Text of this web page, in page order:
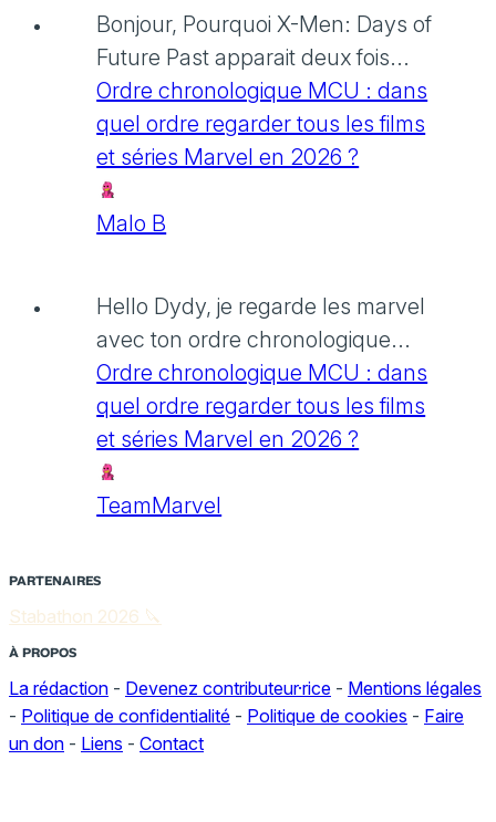
Bonjour, Pourquoi X-Men: Days of
Future Past apparait deux fois...
Ordre chronologique MCU : dans
quel ordre regarder tous les films
et séries Marvel en 2026 ?
Malo B
Hello Dydy, je regarde les marvel
avec ton ordre chronologique...
Ordre chronologique MCU : dans
quel ordre regarder tous les films
et séries Marvel en 2026 ?
TeamMarvel
PARTENAIRES
Stabathon 2026 🔪
À PROPOS
La rédaction - Devenez contributeur·rice - Mentions légales
- Politique de confidentialité - Politique de cookies - Faire
un don - Liens - Contact